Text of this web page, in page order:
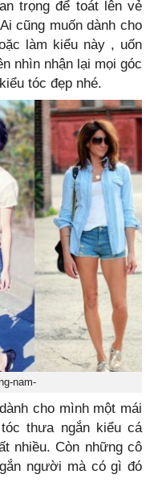
trọng để toát lên vẻ
cũng muốn dành cho
làm kiểu này , uốn
nhìn nhận lại mọi góc
tóc đẹp nhé.
nam-
cho mình một mái
thưa ngắn kiểu cá
nhiều. Còn những cô
người mà có gì đó